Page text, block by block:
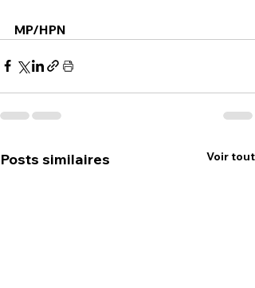
MP/HPN
Posts similaires Voir tout